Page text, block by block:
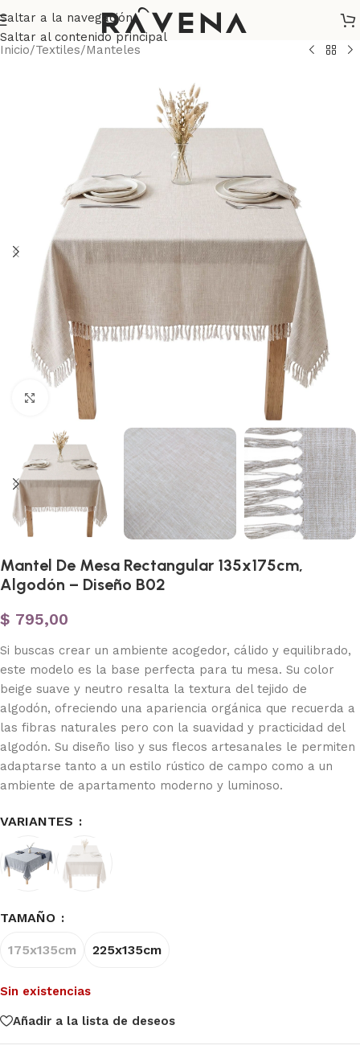
Saltar a la navegación
Saltar al contenido principal
Inicio/Textiles/Manteles
Haga clic para ampliar
Mantel De Mesa Rectangular 135x175cm,
Algodón – Diseño B02
$ 795,00
Si buscas crear un ambiente acogedor, cálido y equilibrado,
este modelo es la base perfecta para tu mesa. Su color
beige suave y neutro resalta la textura del tejido de
algodón, ofreciendo una apariencia orgánica que recuerda a
las fibras naturales pero con la suavidad y practicidad del
algodón. Su diseño liso y sus flecos artesanales le permiten
adaptarse tanto a un estilo rústico de campo como a un
ambiente de apartamento moderno y luminoso.
VARIANTES
TAMAÑO
175x135cm 225x135cm
Sin existencias
Añadir a la lista de deseos